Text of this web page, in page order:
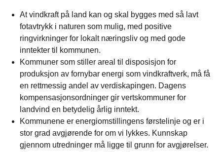
At vindkraft på land kan og skal bygges med så lavt
fotavtrykk i naturen som mulig, med positive
ringvirkninger for lokalt næringsliv og med gode
inntekter til kommunen.
Kommuner som stiller areal til disposisjon for
produksjon av fornybar energi som vindkraftverk, må få
en rettmessig andel av verdiskapingen. Dagens
kompensasjonsordninger gir vertskommuner for
landvind en betydelig årlig inntekt.
Kommunene er energiomstillingens førstelinje og er i
stor grad avgjørende for om vi lykkes. Kunnskap
gjennom utredninger må ligge til grunn for avgjørelser.